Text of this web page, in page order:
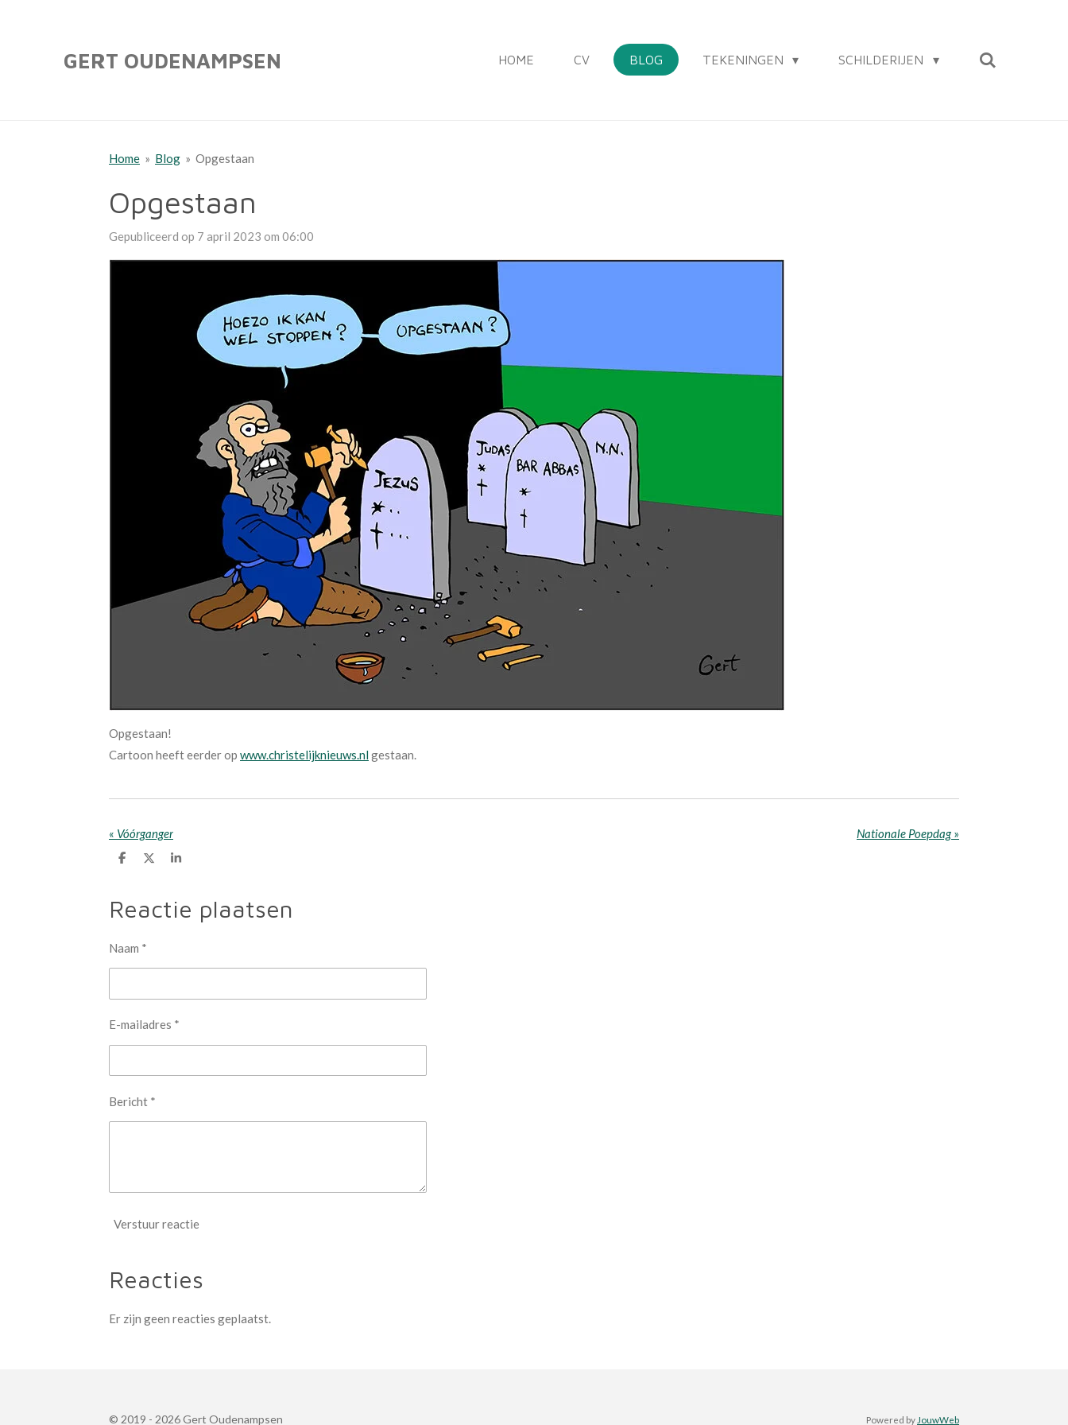
GERT OUDENAMPSEN HOME CV BLOG TEKENINGEN SCHILDERIJEN
Home » Blog » Opgestaan
Opgestaan
Gepubliceerd op 7 april 2023 om 06:00
Opgestaan!
Cartoon heeft eerder op www.christelijknieuws.nlgestaan.
« Vóórganger Nationale Poepdag »
D
n
D
S
e
Reactie plaatsen
Naam *
E-mailadres *
Bericht *
Verstuur reactie
Reacties
Er zijn geen reacties geplaatst.
© 2019 - 2026 Gert Oudenampsen Powered by JouwWeb